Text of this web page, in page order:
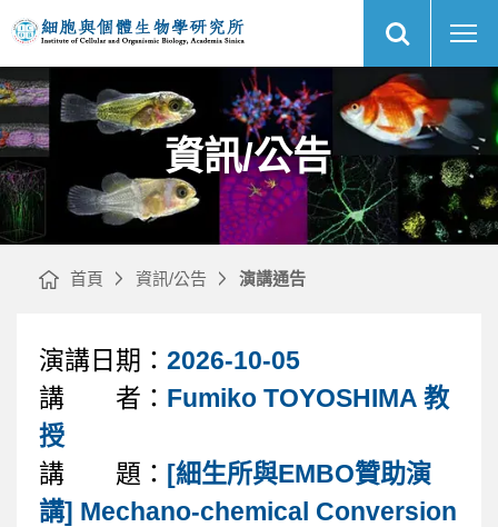
秉
毅
Performance
Liquid
Chromatography:
FPLC
原
理
與
應
用
｜
央
研
細
胞
與
個
生
物
學
研
究
所
網
站
搜
網
站
主
選
資訊/公告
首頁 資訊/公告 演講通告
文
章
內
演講日期： 2026-10-05
講 者： Fumiko TOYOSHIMA 教
授
講 題： [細生所與EMBO贊助演
講] Mechano-chemical Conversion